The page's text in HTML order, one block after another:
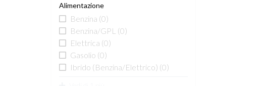
Alimentazione
Benzina (0)
Benzina/GPL (0)
Elettrica (0)
Gasolio (0)
Ibrido (Benzina/Elettrico) (0)